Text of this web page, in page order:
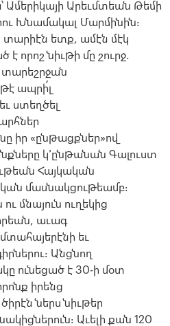
Ամերիկայի Արեւմտեան Թեմի
Խնամակալ Մարմինին։
ետք, ամէն մէկ
որոշ նիւթի մը շուրջ.
տարեշրջան
ապրի՛լ
ստեղծել
իր «ընթացքներ»ով
կ՚ընթանան Գալուստ
Հայկական
մասնակցութեամբ։
մնայուն ուղեկից
աւագ
եւ
Անցնող
ունեցած է 30-ի մօտ
իրենց
ներս նիւթեր
Աւելի քան 120